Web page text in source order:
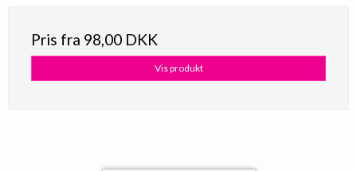
Pris fra 98,00 DKK
Vis produkt